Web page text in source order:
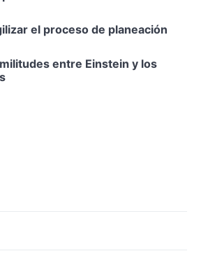
el proceso de planeación
entre Einstein y los